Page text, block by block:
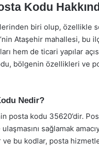
Kodu
biri olup, özellikle
Ataşehir mahallesi,
hem de ticari yapılar
bölgenin özellikleri ve
Nedir?
posta kodu 35620’dir.
sağlamak
ve bu kodlar, posta